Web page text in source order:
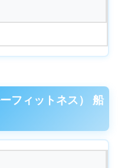
フィットネス） 船